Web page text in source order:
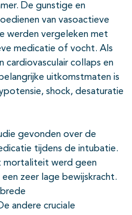
De gunstige en
van vasoactieve
werden vergeleken met
medicatie of vocht. Als
cardiovasculair collaps en
uitkomstmaten is
shock, desaturatie
gevonden over de
tijdens de intubatie.
mortaliteit werd geen
zeer lage bewijskracht.
andere cruciale